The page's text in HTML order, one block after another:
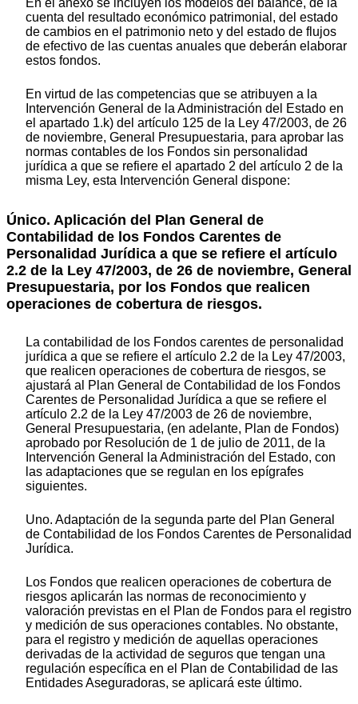
En el anexo se incluyen los modelos del balance, de la
cuenta del resultado económico patrimonial, del estado
de cambios en el patrimonio neto y del estado de flujos
de efectivo de las cuentas anuales que deberán elaborar
estos fondos.
En virtud de las competencias que se atribuyen a la
Intervención General de la Administración del Estado en
el apartado 1.k) del artículo 125 de la Ley 47/2003, de 26
de noviembre, General Presupuestaria, para aprobar las
normas contables de los Fondos sin personalidad
jurídica a que se refiere el apartado 2 del artículo 2 de la
misma Ley, esta Intervención General dispone:
Único. Aplicación del Plan General de
Contabilidad de los Fondos Carentes de
Personalidad Jurídica a que se refiere el artículo
2.2 de la Ley 47/2003, de 26 de noviembre, General
Presupuestaria, por los Fondos que realicen
operaciones de cobertura de riesgos.
La contabilidad de los Fondos carentes de personalidad
jurídica a que se refiere el artículo 2.2 de la Ley 47/2003,
que realicen operaciones de cobertura de riesgos, se
ajustará al Plan General de Contabilidad de los Fondos
Carentes de Personalidad Jurídica a que se refiere el
artículo 2.2 de la Ley 47/2003 de 26 de noviembre,
General Presupuestaria, (en adelante, Plan de Fondos)
aprobado por Resolución de 1 de julio de 2011, de la
Intervención General la Administración del Estado, con
las adaptaciones que se regulan en los epígrafes
siguientes.
Uno. Adaptación de la segunda parte del Plan General
de Contabilidad de los Fondos Carentes de Personalidad
Jurídica.
Los Fondos que realicen operaciones de cobertura de
riesgos aplicarán las normas de reconocimiento y
valoración previstas en el Plan de Fondos para el registro
y medición de sus operaciones contables. No obstante,
para el registro y medición de aquellas operaciones
derivadas de la actividad de seguros que tengan una
regulación específica en el Plan de Contabilidad de las
Entidades Aseguradoras, se aplicará este último.